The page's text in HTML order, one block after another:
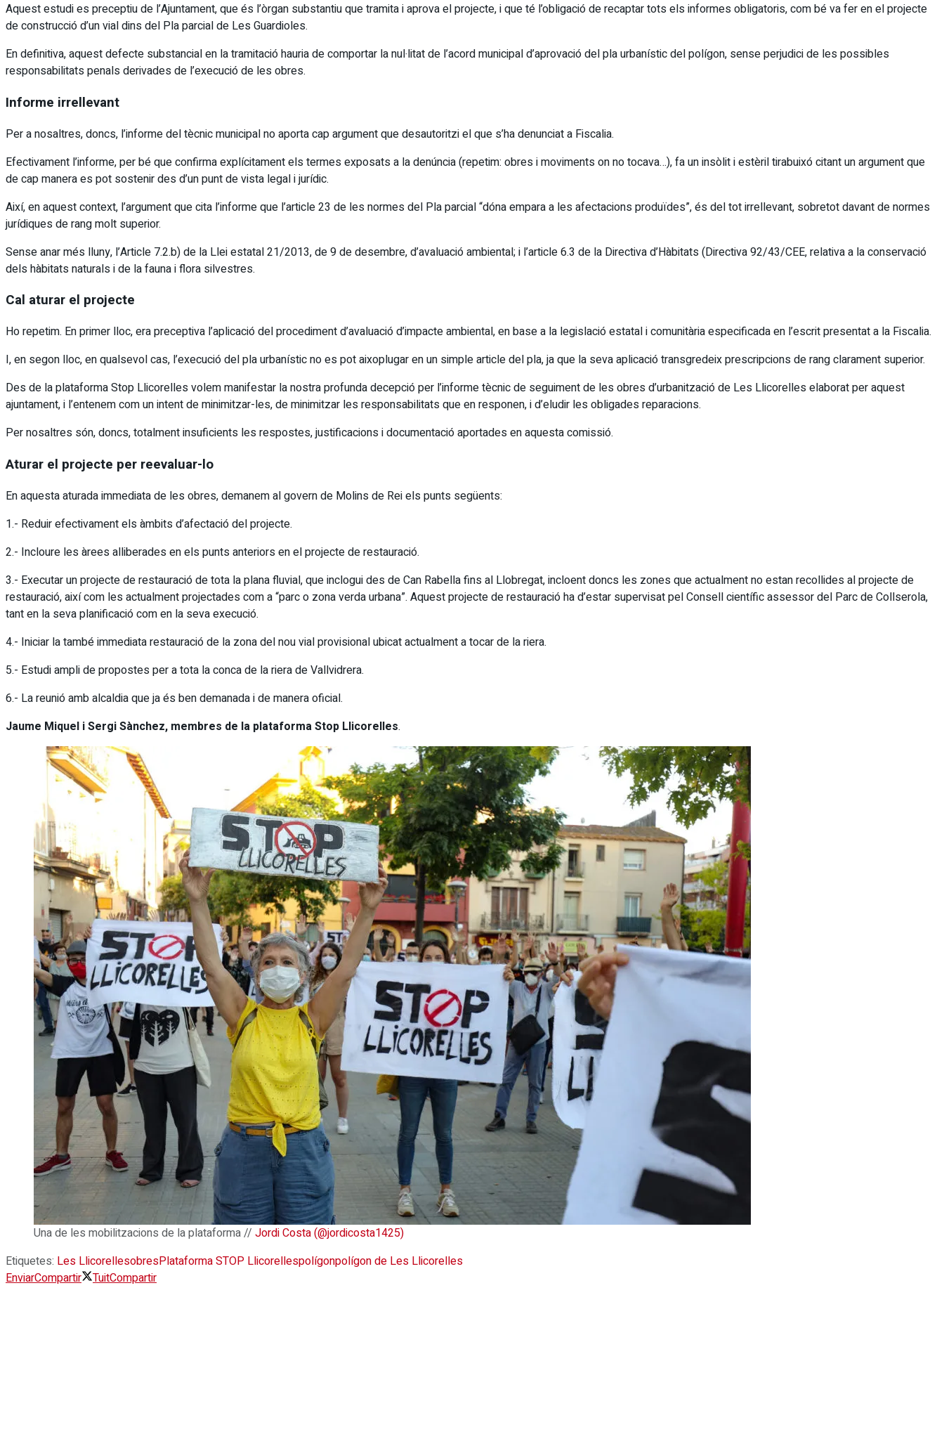
Aquest estudi es preceptiu de l’Ajuntament, que és l’òrgan substantiu que tramita i aprova el projecte, i que té l’obligació de recaptar tots els informes obligatoris, com bé va fer en el projecte
de construcció d’un vial dins del Pla parcial de Les Guardioles.
En definitiva, aquest defecte substancial en la tramitació hauria de comportar la nul·litat de l’acord municipal d’aprovació del pla urbanístic del polígon, sense perjudici de les possibles
responsabilitats penals derivades de l’execució de les obres.
Informe irrellevant
Per a nosaltres, doncs, l’informe del tècnic municipal no aporta cap argument que desautoritzi el que s’ha denunciat a Fiscalia.
Efectivament l’informe, per bé que confirma explícitament els termes exposats a la denúncia (repetim: obres i moviments on no tocava…), fa un insòlit i estèril tirabuixó citant un argument que
de cap manera es pot sostenir des d’un punt de vista legal i jurídic.
Així, en aquest context, l’argument que cita l’informe que l’article 23 de les normes del Pla parcial “dóna empara a les afectacions produïdes”, és del tot irrellevant, sobretot davant de normes
jurídiques de rang molt superior.
Sense anar més lluny, l’Article 7.2.b) de la Llei estatal 21/2013, de 9 de desembre, d’avaluació ambiental; i l’article 6.3 de la Directiva d’Hàbitats (Directiva 92/43/CEE, relativa a la conservació
dels hàbitats naturals i de la fauna i flora silvestres.
Cal aturar el projecte
Ho repetim. En primer lloc, era preceptiva l’aplicació del procediment d’avaluació d’impacte ambiental, en base a la legislació estatal i comunitària especificada en l’escrit presentat a la Fiscalia.
I, en segon lloc, en qualsevol cas, l’execució del pla urbanístic no es pot aixoplugar en un simple article del pla, ja que la seva aplicació transgredeix prescripcions de rang clarament superior.
Des de la plataforma Stop Llicorelles volem manifestar la nostra profunda decepció per l’informe tècnic de seguiment de les obres d’urbanització de Les Llicorelles elaborat per aquest
ajuntament, i l’entenem com un intent de minimitzar-les, de minimitzar les responsabilitats que en responen, i d’eludir les obligades reparacions.
Per nosaltres són, doncs, totalment insuficients les respostes, justificacions i documentació aportades en aquesta comissió.
Aturar el projecte per reevaluar-lo
En aquesta aturada immediata de les obres, demanem al govern de Molins de Rei els punts següents:
1.- Reduir efectivament els àmbits d’afectació del projecte.
2.- Incloure les àrees alliberades en els punts anteriors en el projecte de restauració.
3.- Executar un projecte de restauració de tota la plana fluvial, que inclogui des de Can Rabella fins al Llobregat, incloent doncs les zones que actualment no estan recollides al projecte de
restauració, així com les actualment projectades com a “parc o zona verda urbana”. Aquest projecte de restauració ha d’estar supervisat pel Consell científic assessor del Parc de Collserola,
tant en la seva planificació com en la seva execució.
4.- Iniciar la també immediata restauració de la zona del nou vial provisional ubicat actualment a tocar de la riera.
5.- Estudi ampli de propostes per a tota la conca de la riera de Vallvidrera.
6.- La reunió amb alcaldia que ja és ben demanada i de manera oficial.
Jaume Miquel i Sergi Sànchez, membres de la plataforma Stop Llicorelles.
Una de les mobilitzacions de la plataforma // Jordi Costa (@jordicosta1425)
Etiquetes: Les LlicorellesobresPlataforma STOP Llicorellespolígonpolígon de Les Llicorelles
EnviarCompartir TuitCompartir